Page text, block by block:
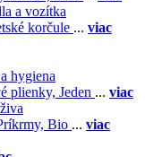
a vozítka
korčule ... viac
hygiena
plienky, Jeden ... viac
Bio ... viac